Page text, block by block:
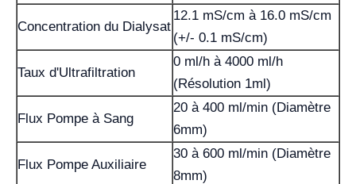
Concentration du Dialysat
12.1 mS/cm à 16.0 mS/cm
(+/- 0.1 mS/cm)
Taux d'Ultrafiltration
0 ml/h à 4000 ml/h
(Résolution 1ml)
Flux Pompe à Sang
20 à 400 ml/min (Diamètre
6mm)
Flux Pompe Auxiliaire
30 à 600 ml/min (Diamètre
8mm)